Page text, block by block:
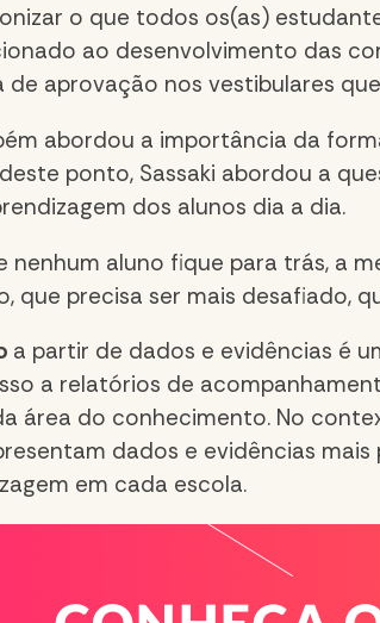
o que todos os(as)
ao desenvolvimento das
aprovação nos vestibulares
abordou a importância da
ponto, Sassaki abordou a
dos alunos dia a dia.
nenhum aluno fique para trás, a
que precisa ser mais desafiado,
a partir de dados e evidências é
a relatórios de
área do conhecimento. No
dados e evidências
em cada escola.